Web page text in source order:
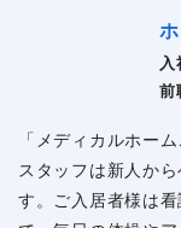
入
前
「メディカルホー
スタッフは新人か
す。ご入居者様は